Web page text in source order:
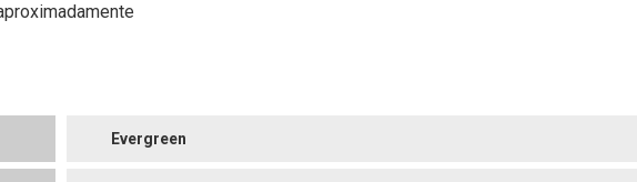
Evergreen